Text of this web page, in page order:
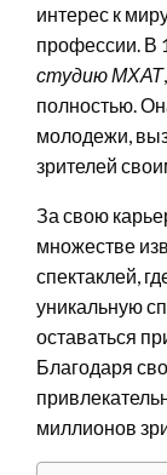
интерес к
профессии. В
студию МХАТ
полностью.
молодежи,
зрителей
За свою
множестве
спектаклей,
уникальную
оставаться
Благодаря
миллионов